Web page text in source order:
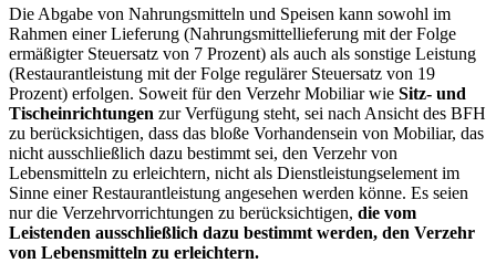
Die Abgabe von Nahrungsmitteln und Speisen kann sowohl im
Rahmen einer Lieferung (Nahrungsmittellieferung mit der Folge
ermäßigter Steuersatz von 7 Prozent) als auch als sonstige Leistung
(Restaurantleistung mit der Folge regulärer Steuersatz von 19
Prozent) erfolgen. Soweit für den Verzehr Mobiliar wie Sitz- und
Tischeinrichtungen zur Verfügung steht, sei nach Ansicht des BFH
zu berücksichtigen, dass das bloße Vorhandensein von Mobiliar, das
nicht ausschließlich dazu bestimmt sei, den Verzehr von
Lebensmitteln zu erleichtern, nicht als Dienstleistungselement im
Sinne einer Restaurantleistung angesehen werden könne. Es seien
nur die Verzehrvorrichtungen zu berücksichtigen, die vom
Leistenden ausschließlich dazu bestimmt werden, den Verzehr
von Lebensmitteln zu erleichtern.